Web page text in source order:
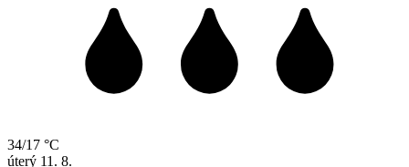
34/17 °C
úterý 11. 8.